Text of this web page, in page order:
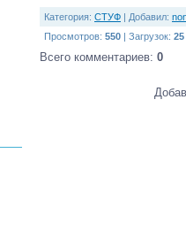
Категория: СТУФ Добавил:
Просмотров: 550 Загрузок: 25
Всего комментариев: 0